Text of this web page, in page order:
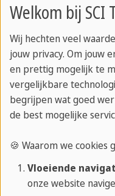
Welkom bij SCI
Wij hechten veel
jouw privacy. Om jouw
en prettig mogelijk te
vergelijkbare
begrijpen wat goed
de best mogelijke
🍪 Waarom we cookies
Vloeiende
onze website